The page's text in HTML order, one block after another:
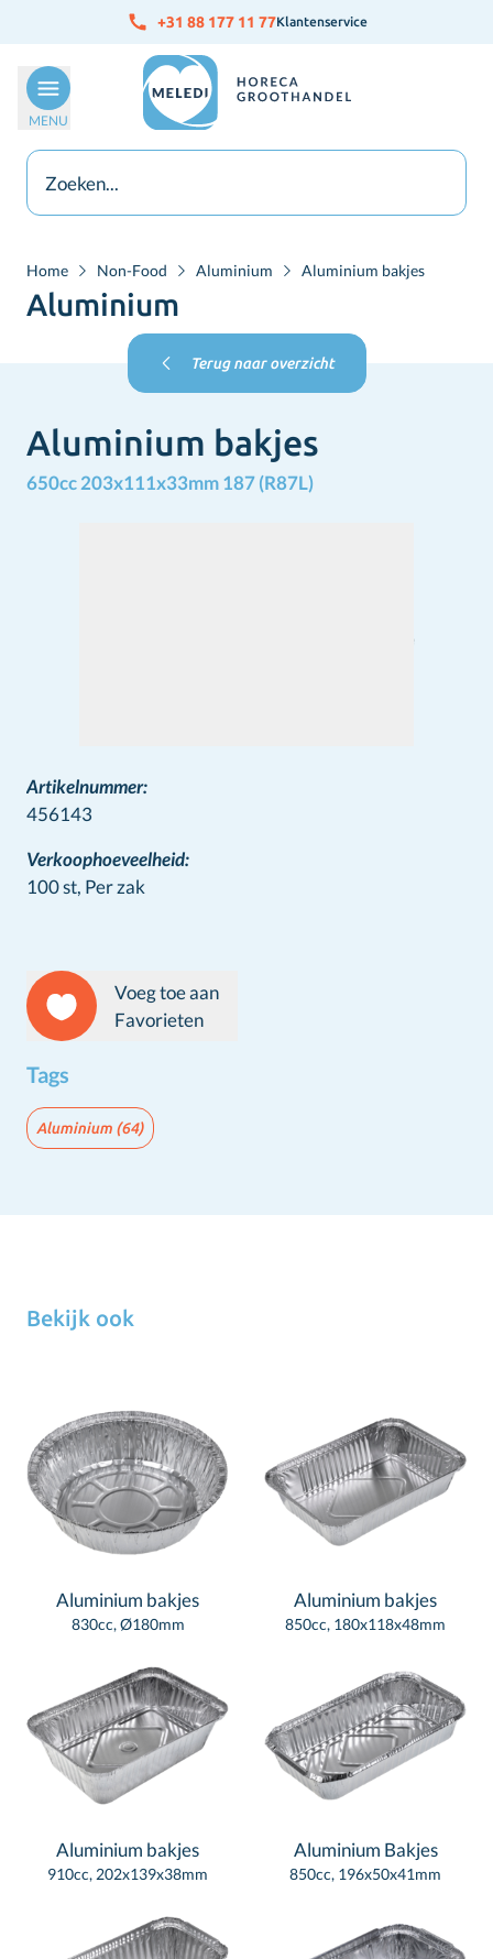
Ga naar de inhoud +31 88 177 11 77Klantenservice
MENU
Home Non-Food Aluminium Aluminium bakjes
Aluminium
Terug naar overzicht
Aluminium bakjes
650cc 203x111x33mm 187 (R87L)
Artikelnummer:
456143
Verkoophoeveelheid:
100 st, Per zak
Voeg toe aan
Favorieten
Tags
Aluminium (64)
Bekijk ook
Aluminium bakjes
830cc, Ø180mm
Aluminium bakjes
850cc, 180x118x48mm
Aluminium bakjes
910cc, 202x139x38mm
Aluminium Bakjes
850cc, 196x50x41mm